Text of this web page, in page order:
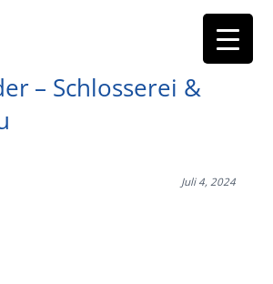
– Schlosserei &
Juli 4, 2024